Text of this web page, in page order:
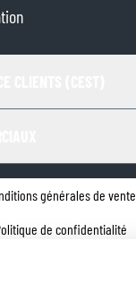
générales de vente
de confidentialité